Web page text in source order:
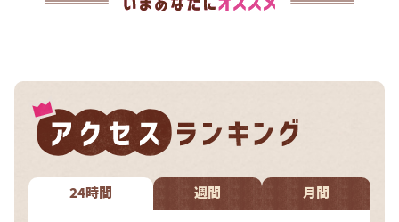
24時間 週間 月間